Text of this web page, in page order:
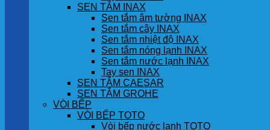
SEN TẮM INAX
Sen tắm âm tường INAX
Sen tắm cây INAX
Sen tắm nhiệt độ INAX
Sen tắm nóng lạnh INAX
Sen tắm nước lạnh INAX
Tay sen INAX
SEN TẮM CAESAR
SEN TẮM GROHE
VÒI BẾP
VÒI BẾP TOTO
Vòi bếp nước lạnh TOTO